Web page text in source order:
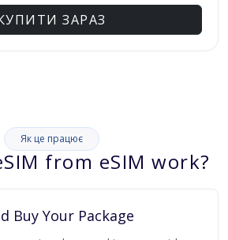
ЗАРАЗ
Як це працює
from eSIM work?
Buy Your Package